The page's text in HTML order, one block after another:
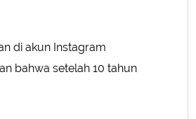
di akun Instagram
bahwa setelah 10 tahun